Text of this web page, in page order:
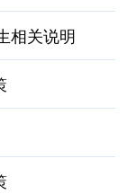
相关说明